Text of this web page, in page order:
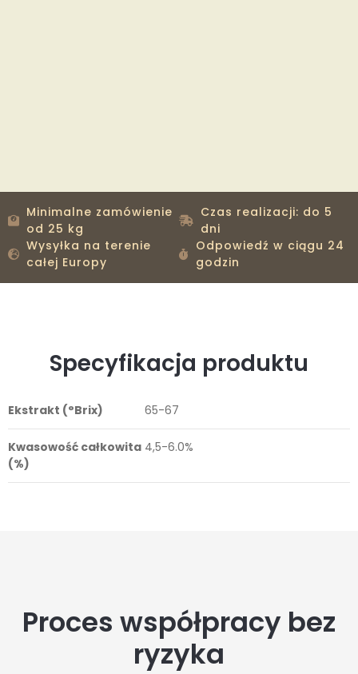
Minimalne zamówienie
od 25 kg
Czas realizacji: do 5
dni
Wysyłka na terenie
całej Europy
Odpowiedź w ciągu 24
godzin
Specyfikacja produktu
Ekstrakt (°Brix) 65-67
Kwasowość całkowita
(%)
4,5-6.0%
Proces współpracy bez
ryzyka